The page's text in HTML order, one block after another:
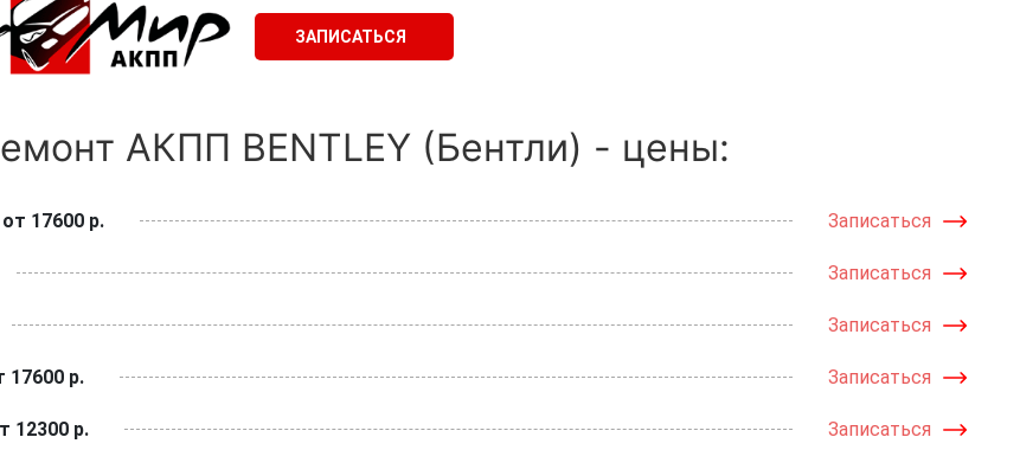
ЗАПИСАТЬСЯ
АКПП BENTLEY (Бентли) - цены:
от 17600 р. Записаться
Записаться
Записаться
17600 р. Записаться
12300 р. Записаться